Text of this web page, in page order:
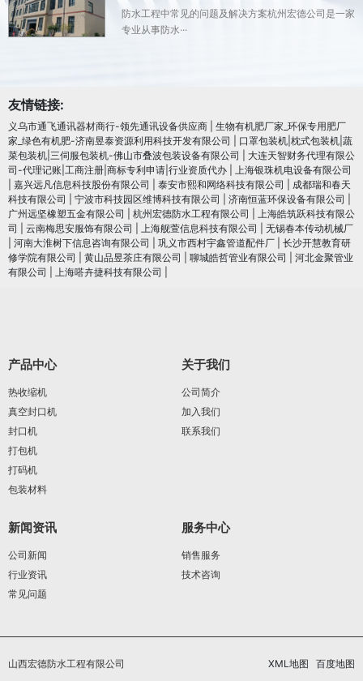
防水工程中常见的问题及解决方案杭州宏德公司是一家
专业从事防水···
友情链接:
义乌市通飞通讯器材商行-领先通讯设备供应商
生物有机肥厂家_环保专用肥厂
家_绿色有机肥-济南昱泰资源利用科技开发有限公司
口罩包装机|枕式包装机|蔬
菜包装机|三伺服包装机-佛山市叠波包装设备有限公司
大连天智财务代理有限公
司-代理记账|工商注册|商标专利申请|行业资质代办
上海银珠机电设备有限公司
嘉兴远凡信息科技股份有限公司 泰安市熙和网络科技有限公司
成都瑞和春天
科技有限公司
宁波市科技园区维博科技有限公司 济南恒蓝环保设备有限公司
广州远坚橡塑五金有限公司
杭州宏德防水工程有限公司
上海皓筑跃科技有限公
司
云南梅思安服饰有限公司 上海舰萱信息科技有限公司
无锡春本传动机械厂
河南大淮树下信息咨询有限公司 巩义市西村宇鑫管道配件厂
长沙开慧教育研
修学院有限公司
黄山品昱茶庄有限公司 聊城皓哲管业有限公司
河北金聚管业
有限公司
上海嗒卉捷科技有限公司
产品中心
热收缩机
真空封口机
封口机
打包机
打码机
包装材料
关于我们
公司简介
加入我们
联系我们
新闻资讯
公司新闻
行业资讯
常见问题
服务中心
销售服务
技术咨询
山西宏德防水工程有限公司 XML地图 百度地图